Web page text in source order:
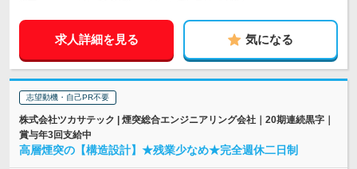
求人詳細を見る 気になる
志望動機・自己PR不要
株式会社ツカサテック | 煙突総合エンジニアリング会社｜20期連続黒字｜
賞与年3回支給中
高層煙突の【構造設計】★残業少なめ★完全週休二日制